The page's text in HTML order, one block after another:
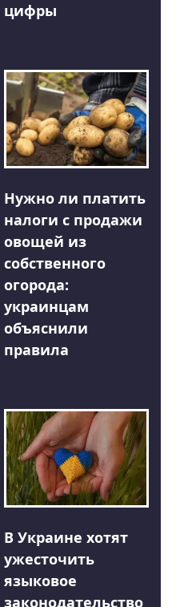
цифры
Нужно ли платить
налоги с продажи
овощей из
собственного
огорода:
украинцам
объяснили
правила
В Украине хотят
ужесточить
языковое
законодательство